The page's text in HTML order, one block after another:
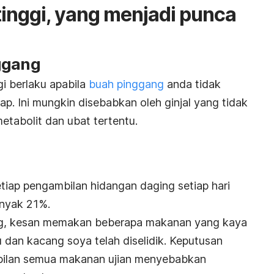
yang menjadi punca
berlaku apabila buah pinggang anda tidak
Ini mungkin disebabkan oleh ginjal yang tidak
dan ubat tertentu.
pengambilan hidangan daging setiap hari
21%.
kesan memakan beberapa makanan yang kaya
kacang soya telah diselidik. Keputusan
semua makanan ujian menyebabkan